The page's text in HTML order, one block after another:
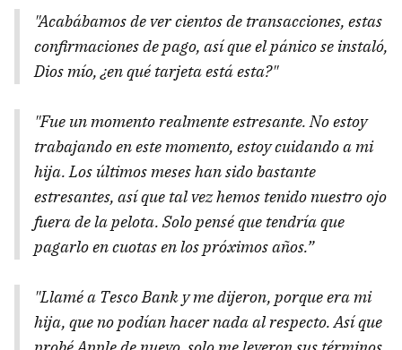
"Acabábamos de ver cientos de transacciones, estas
confirmaciones de pago, así que el pánico se instaló,
Dios mío, ¿en qué tarjeta está esta?"
"Fue un momento realmente estresante. No estoy
trabajando en este momento, estoy cuidando a mi
hija. Los últimos meses han sido bastante
estresantes, así que tal vez hemos tenido nuestro ojo
fuera de la pelota. Solo pensé que tendría que
pagarlo en cuotas en los próximos años.”
"Llamé a Tesco Bank y me dijeron, porque era mi
hija, que no podían hacer nada al respecto. Así que